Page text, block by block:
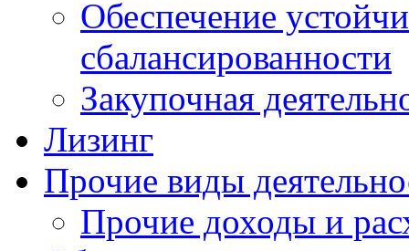
Обеспечение
сбалансированности
Закупочная
Лизинг
Прочие виды
Прочие доходы и